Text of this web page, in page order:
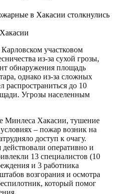
участковом
из-за сухой грозы,
обнаружения площадь
однако из-за сложных
распространиться до 10
Угрозы населенным
Минлеса Хакасии, тушение
– пожар возник на
доступ к очагу.
оперативно и
13 специалистов (10
и 3 работника
возгорания и осмотра
который помог